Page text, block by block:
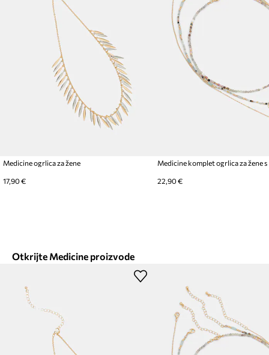
Medicine ogrlica za žene
17,90 € 22,90 €
Otkrijte Medicine proizvode